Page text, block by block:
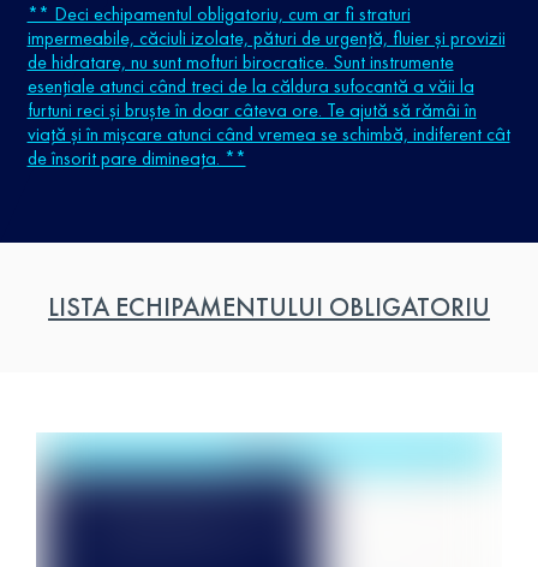
** Deci echipamentul obligatoriu, cum ar fi straturi
impermeabile, căciuli izolate, pături de urgență, fluier și provizii
de hidratare, nu sunt mofturi birocratice. Sunt instrumente
esențiale atunci când treci de la căldura sufocantă a văii la
furtuni reci și bruște în doar câteva ore. Te ajută să rămâi în
viață și în mișcare atunci când vremea se schimbă, indiferent cât
de însorit pare dimineața. **
LISTA ECHIPAMENTULUI OBLIGATORIU